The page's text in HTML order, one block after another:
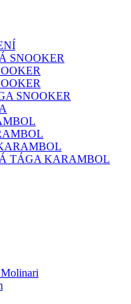
SNOOKER
SNOOKER
TÁGA KARAMBOL